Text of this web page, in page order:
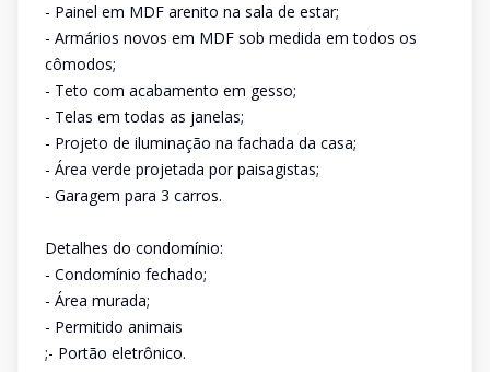
- Painel em MDF arenito na sala de estar;
- Armários novos em MDF sob medida em todos os
cômodos;
- Teto com acabamento em gesso;
- Telas em todas as janelas;
- Projeto de iluminação na fachada da casa;
- Área verde projetada por paisagistas;
- Garagem para 3 carros.
Detalhes do condomínio:
- Condomínio fechado;
- Área murada;
- Permitido animais
;- Portão eletrônico.